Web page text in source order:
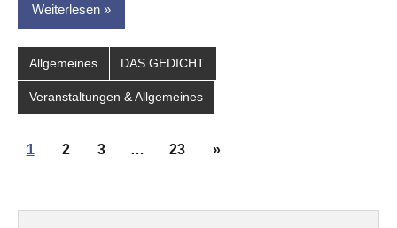
Weiterlesen
Allgemeines DAS GEDICHT
Veranstaltungen & Allgemeines
Seitennummerierung
1 2 3 … 23
Nächste
»